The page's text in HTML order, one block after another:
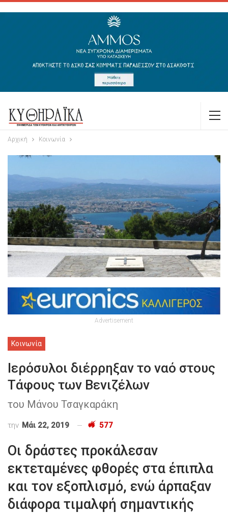
Αρχική Κοινωνία
Advertisement
Κοινωνία
Ιερόσυλοι διέρρηξαν το ναό στους
Τάφους των Βενιζέλων
του Μάνου Τσαγκαράκη
την Μάι 22, 2019 577
Οι δράστες προκάλεσαν
εκτεταμένες φθορές στα έπιπλα
και τον εξοπλισμό, ενώ άρπαξαν
διάφορα τιμαλφή σημαντικής